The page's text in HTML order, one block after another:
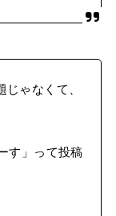
ゃなくて、
す」って投稿